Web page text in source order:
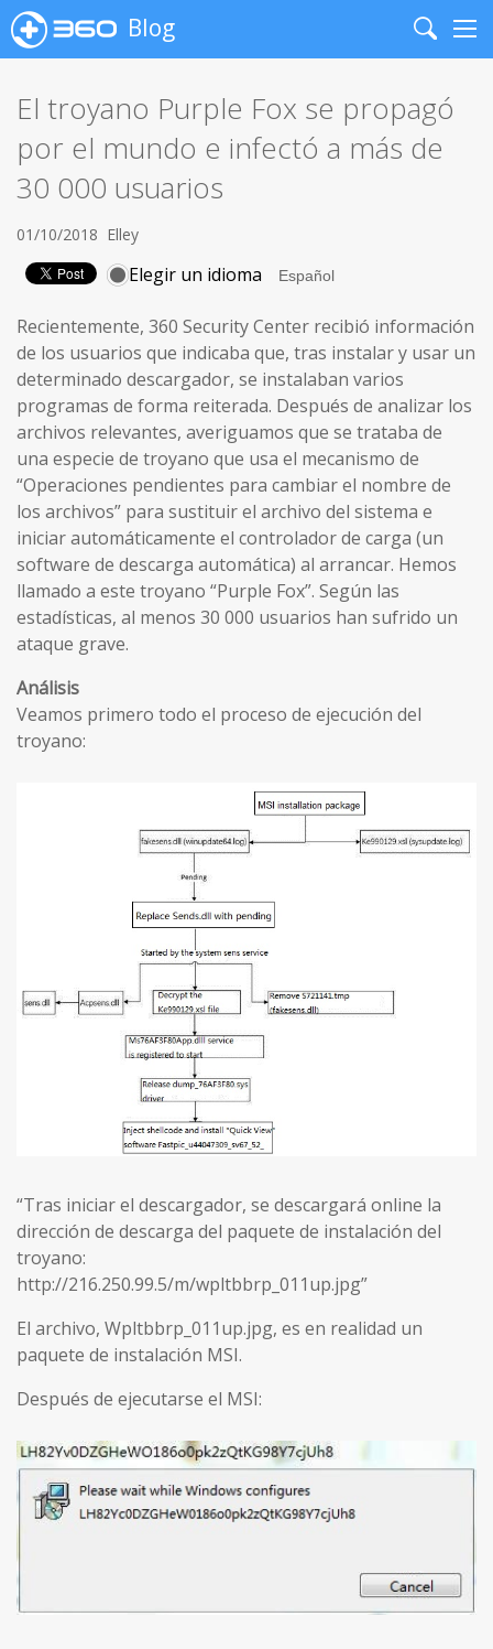
Blog
Search
El troyano Purple Fox se propagó
por el mundo e infectó a más de
30 000 usuarios
01/10/2018 Elley
Elegir un idioma
Recientemente, 360 Security Center recibió información
de los usuarios que indicaba que, tras instalar y usar un
determinado descargador, se instalaban varios
programas de forma reiterada. Después de analizar los
archivos relevantes, averiguamos que se trataba de
una especie de troyano que usa el mecanismo de
“Operaciones pendientes para cambiar el nombre de
los archivos” para sustituir el archivo del sistema e
iniciar automáticamente el controlador de carga (un
software de descarga automática) al arrancar. Hemos
llamado a este troyano “Purple Fox”. Según las
estadísticas, al menos 30 000 usuarios han sufrido un
ataque grave.
Análisis
Veamos primero todo el proceso de ejecución del
troyano:
“Tras iniciar el descargador, se descargará online la
dirección de descarga del paquete de instalación del
troyano:
http://216.250.99.5/m/wpltbbrp_011up.jpg”
El archivo, Wpltbbrp_011up.jpg, es en realidad un
paquete de instalación MSI.
Después de ejecutarse el MSI: